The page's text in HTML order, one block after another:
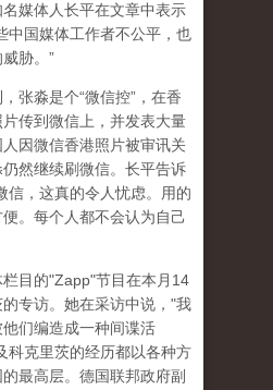
媒体人长平在文章中表示
中国媒体工作者不公平，也
胁。”
张淼是个“微信控”，在香
传到微信上，并发表大量
因微信香港照片被审讯关
然继续刷微信。长平告诉
信，这真的令人忧虑。用的
。每个人都不会认为自己
目的"Zapp"节目在本月14
专访。她在采访中说，"我
们编造成一种间谍活
科克里茨的经历都以各种方
最高层。德国联邦政府副